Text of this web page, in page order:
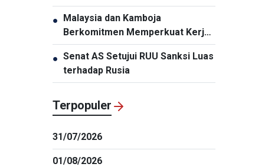
● Malaysia dan Kamboja
Berkomitmen Memperkuat Kerja
Sama Pertahanan
● Senat AS Setujui RUU Sanksi Luas
terhadap Rusia
Terpopuler
31/07/2026
01/08/2026